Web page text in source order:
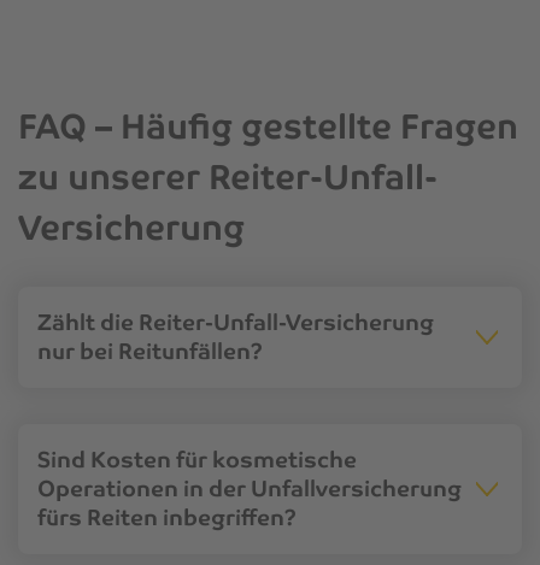
FAQ – Häufig gestellte Fragen
zu unserer Reiter-Unfall-
Versicherung
Zählt die Reiter-Unfall-Versicherung
nur bei Reitunfällen?
Sind Kosten für kosmetische
Operationen in der Unfallversicherung
fürs Reiten inbegriffen?